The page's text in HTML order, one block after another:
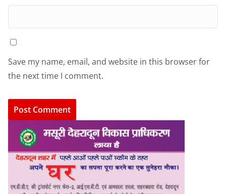
Save my name, email, and website in this browser for
the next time I comment.